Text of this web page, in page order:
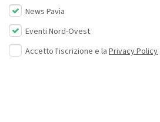
News Pavia
Eventi Nord-Ovest
Accetto l'iscrizione e la Privacy Policy